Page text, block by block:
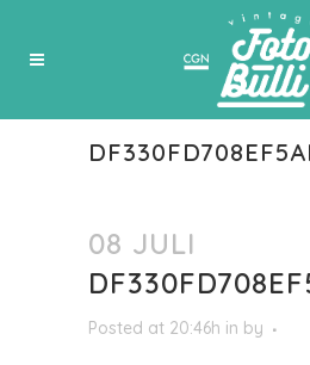
08 JULI
Posted at 20:46h in by